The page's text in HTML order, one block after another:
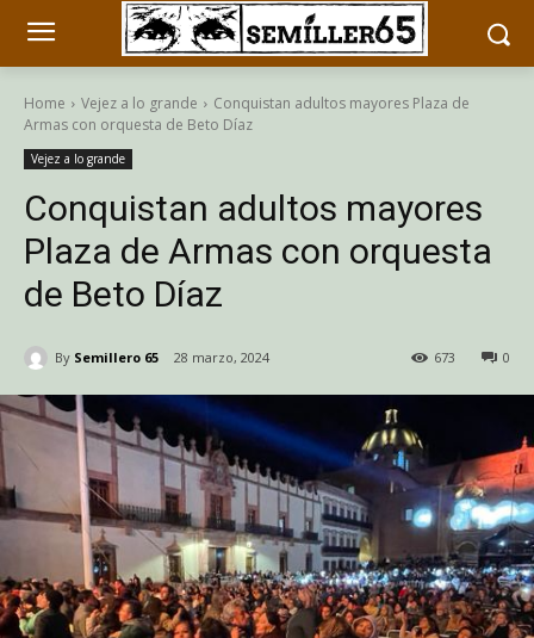
Home Vejez a lo grande
Conquistan adultos mayores Plaza de
Armas con orquesta de Beto Díaz
Vejez a lo grande
Conquistan adultos mayores
Plaza de Armas con orquesta
de Beto Díaz
By Semillero 65 28 marzo, 2024 0
673